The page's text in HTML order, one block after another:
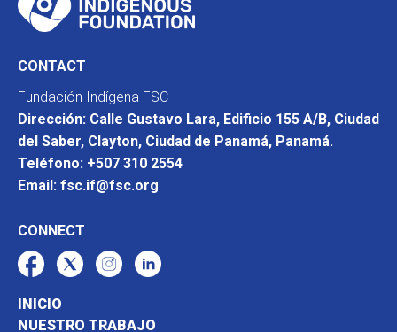
CONTACT
Fundación Indígena FSC
Dirección: Calle Gustavo Lara, Edificio 155 A/B, Ciudad
del Saber, Clayton, Ciudad de Panamá, Panamá.
Teléfono: +507 310 2554
Email: fsc.if@fsc.org
CONNECT
INICIO
NUESTRO TRABAJO